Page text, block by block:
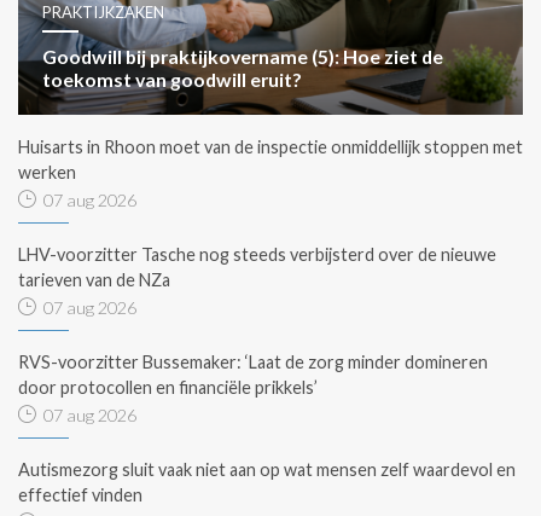
PRAKTIJKZAKEN
Goodwill bij praktijkovername (5): Hoe ziet de
toekomst van goodwill eruit?
Huisarts in Rhoon moet van de inspectie onmiddellijk stoppen met
werken
07 aug 2026
LHV-voorzitter Tasche nog steeds verbijsterd over de nieuwe
tarieven van de NZa
07 aug 2026
RVS-voorzitter Bussemaker: ‘Laat de zorg minder domineren
door protocollen en financiële prikkels’
07 aug 2026
Autismezorg sluit vaak niet aan op wat mensen zelf waardevol en
effectief vinden